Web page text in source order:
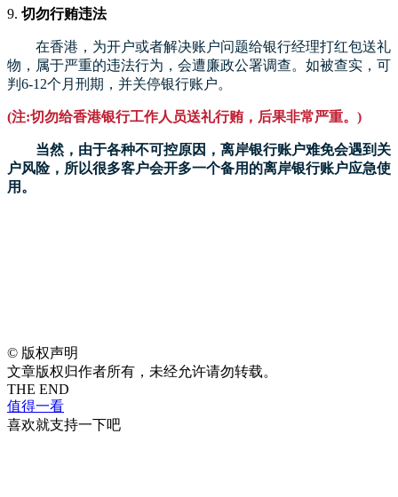
9. 切勿行贿违法
在香港，为开户或者解决账户问题给银行经理打红包送礼
物，属于严重的违法行为，会遭廉政公署调查。如被查实，可
判6-12个月刑期，并关停银行账户。
(注:切勿给香港银行工作人员送礼行贿，后果非常严重。)
当然，由于各种不可控原因，离岸银行账户难免会遇到关
户风险，所以很多客户会开多一个备用的离岸银行账户应急使
用。
© 版权声明
文章版权归作者所有，未经允许请勿转载。
THE END
值得一看
喜欢就支持一下吧